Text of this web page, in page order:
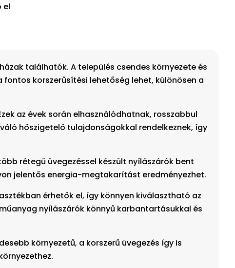
el
találhatók. A település csendes környezete és
korszerűsítési lehetőség lehet, különösen a
az évek során elhasználódhatnak, rosszabbul
hőszigetelő tulajdonságokkal rendelkeznek, így
rétegű üvegezéssel készült nyílászárók bent
jelentős energia-megtakarítást eredményezhet.
érhetők el, így könnyen kiválasztható az
nyílászárók könnyű karbantartásukkal és
környezetű, a korszerű üvegezés így is